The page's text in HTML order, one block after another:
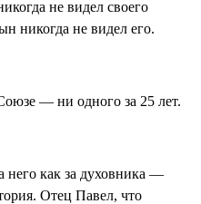
не видел своего
никогда не видел его.
— ни одного за 25 лет.
него как за духовника —
Отец Павел, что